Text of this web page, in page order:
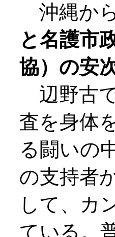
沖縄か
と名護市
協）の安
辺野古
査を身体
る闘いの
の支持者
して、カ
ている。